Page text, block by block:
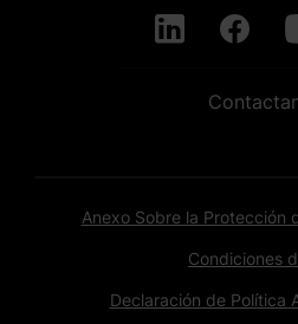
Anexo Sobre la Protección
Condiciones
Declaración de Política